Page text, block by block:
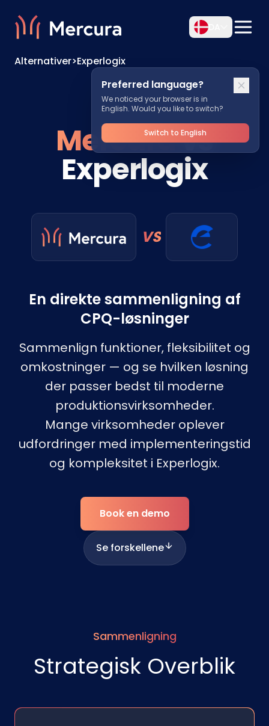
Preferred language?
We noticed your browser is in
English. Would you like to switch?
Switch to English
Alternativer>Experlogix
Mercuravs
Experlogix
VS
En direkte sammenligning af
CPQ-løsninger
Sammenlign funktioner, fleksibilitet og
omkostninger — og se hvilken løsning
der passer bedst til moderne
produktionsvirksomheder.
Mange virksomheder oplever
udfordringer med implementeringstid
og kompleksitet i Experlogix.
Book en demo
Se forskellene
Sammenligning
Strategisk Overblik